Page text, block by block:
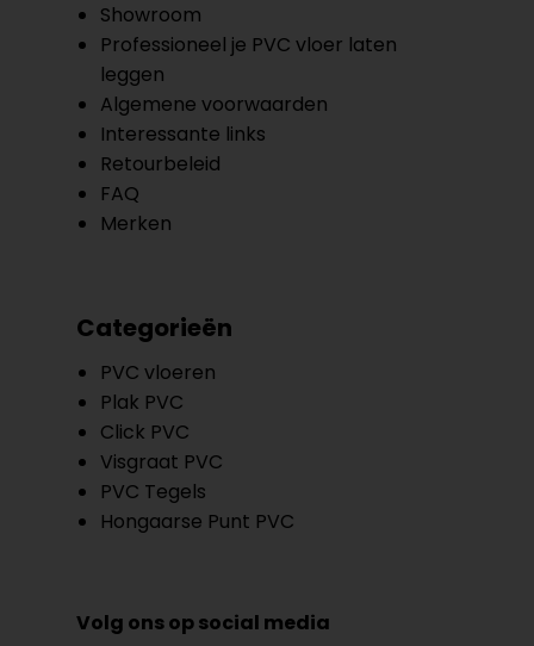
Showroom
Professioneel je PVC vloer laten
leggen
Algemene voorwaarden
Interessante links
Retourbeleid
FAQ
Merken
Categorieën
PVC vloeren
Plak PVC
Click PVC
Visgraat PVC
PVC Tegels
Hongaarse Punt PVC
Volg ons op social media